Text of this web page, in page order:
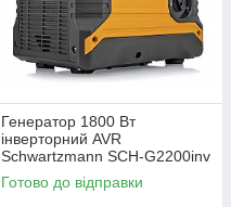
Генератор 1800 Вт
інверторний AVR
Schwartzmann SCH-G2200inv
Готово до відправки